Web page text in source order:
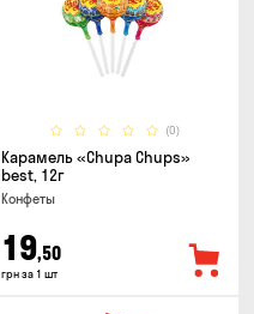
(0)
Карамель «Chupa Chups»
best, 12г
Конфеты
19,50
грн за 1 шт